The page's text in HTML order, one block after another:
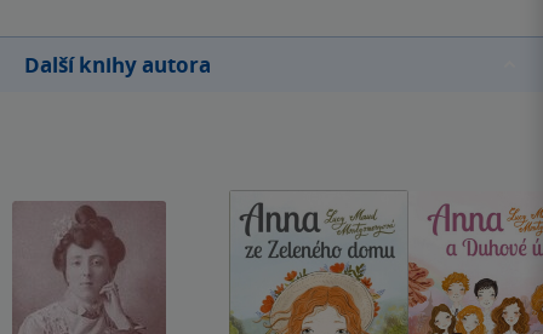
Další knihy autora